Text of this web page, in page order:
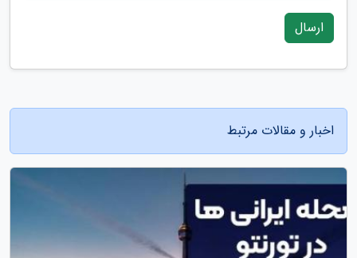
ارسال
اخبار و مقالات مرتبط